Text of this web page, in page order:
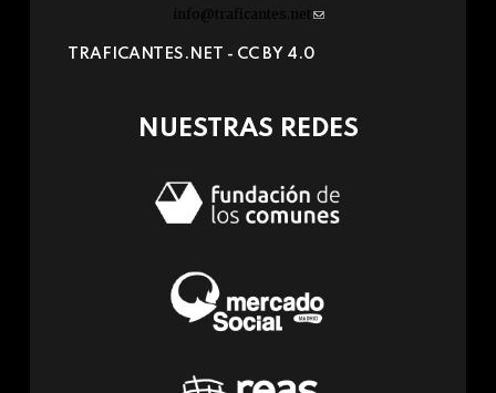
info@traficantes.net (link
e-
TRAFICANTES.NET - CC BY 4.0
NUESTRAS REDES